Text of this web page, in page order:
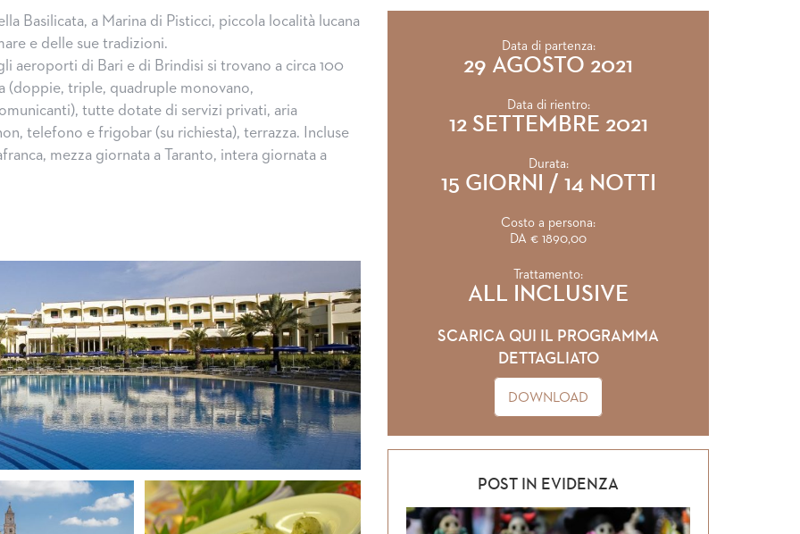
Basilicata, a Marina di Pisticci, piccola località lucana
e delle sue tradizioni.
aeroporti di Bari e di Brindisi si trovano a circa 100
(doppie, triple, quadruple monovano,
tutte dotate di servizi privati, aria
telefono e frigobar (su richiesta), terrazza. Incluse
mezza giornata a Taranto, intera giornata a
Data di partenza:
29 AGOSTO 2021
Data di rientro:
12 SETTEMBRE 2021
Durata:
15 GIORNI / 14 NOTTI
Costo a persona:
DA € 1890,00
Trattamento:
ALL INCLUSIVE
SCARICA QUI IL PROGRAMMA
DETTAGLIATO
DOWNLOAD
POST IN EVIDENZA